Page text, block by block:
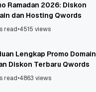
Ramadan 2026: Diskon
dan Hosting Qwords
read•4515 views
Lengkap Promo Domain
Diskon Terbaru Qwords
read•4863 views